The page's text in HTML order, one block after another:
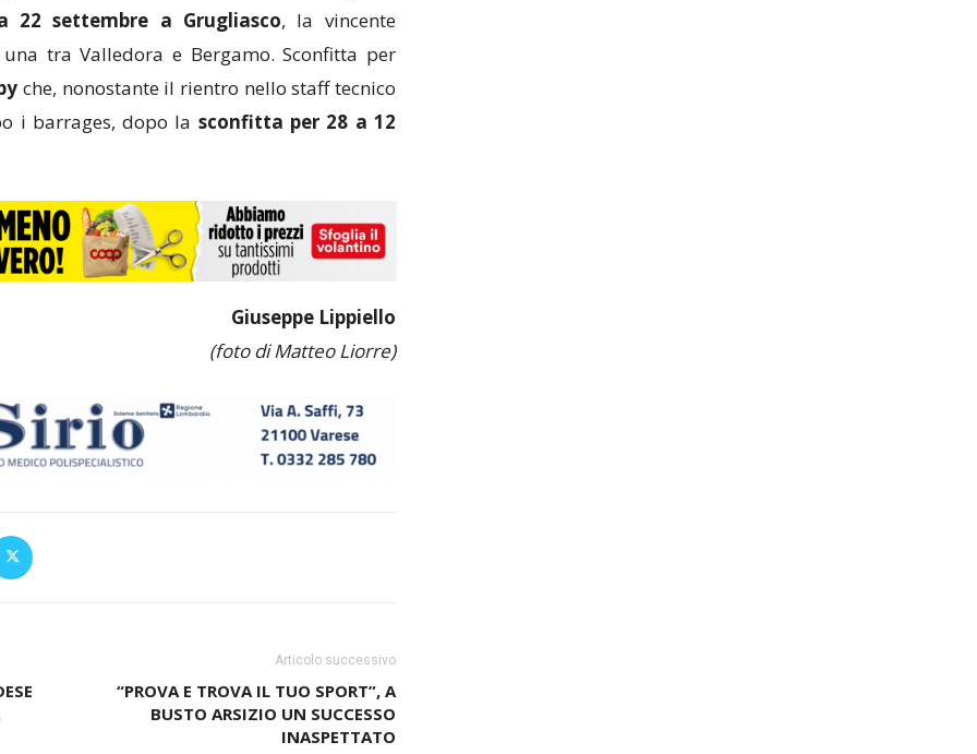
22 settembre a Grugliasco, la vincente
tra Valledora e Bergamo. Sconfitta per
che, nonostante il rientro nello staff tecnico
i barrages, dopo la sconfitta per 28 a 12
Giuseppe Lippiello
(foto di Matteo Liorre)
Articolo successivo
“PROVA E TROVA IL TUO SPORT”, A
BUSTO ARSIZIO UN SUCCESSO
INASPETTATO